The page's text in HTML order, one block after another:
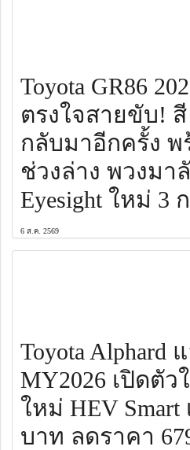
Toyota GR86
ตรงใจสายขับ! สี
กลับมาอีกครั้ง พ
ช่วงล่าง พวงมา
Eyesight ใหม่ 3
6 ส.ค. 2569
Toyota Alphard
MY2026 เปิดตั
ใหม่ HEV Smart
บาท ลดราคา